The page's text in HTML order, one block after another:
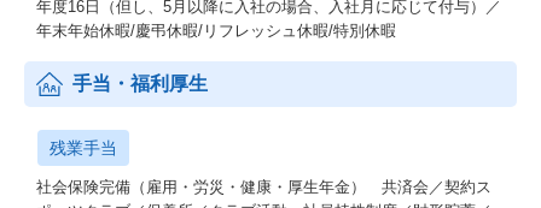
年度16日（但し、5月以降に入社の場合、入社月に応じて付与）／
年末年始休暇/慶弔休暇/リフレッシュ休暇/特別休暇
手当・福利厚生
残業手当
社会保険完備（雇用・労災・健康・厚生年金） 共済会／契約ス